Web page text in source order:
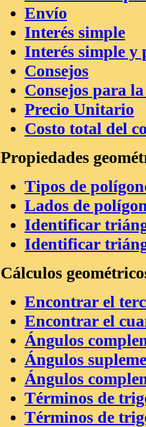
Envío
Interés simple
Interés simple
Consejos
Consejos para
Precio Unitario
Costo total del
Propiedades
Tipos de
Lados de
Identificar
Identificar
Cálculos
Encontrar el
Encontrar el
Ángulos
Ángulos
Ángulos
Términos de
Términos de